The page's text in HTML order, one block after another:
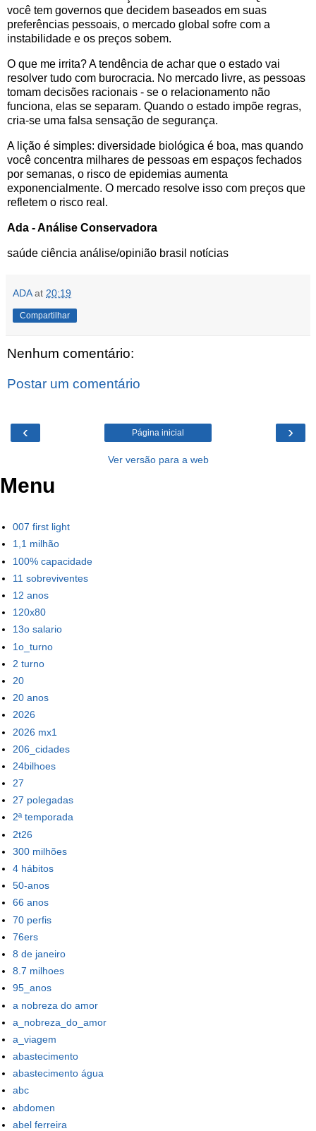
você tem governos que decidem baseados em suas
preferências pessoais, o mercado global sofre com a
instabilidade e os preços sobem.
O que me irrita? A tendência de achar que o estado vai
resolver tudo com burocracia. No mercado livre, as pessoas
tomam decisões racionais - se o relacionamento não
funciona, elas se separam. Quando o estado impõe regras,
cria-se uma falsa sensação de segurança.
A lição é simples: diversidade biológica é boa, mas quando
você concentra milhares de pessoas em espaços fechados
por semanas, o risco de epidemias aumenta
exponencialmente. O mercado resolve isso com preços que
refletem o risco real.
Ada - Análise Conservadora
saúde ciência análise/opinião brasil notícias
ADA at 20:19
Compartilhar
Nenhum comentário:
Postar um comentário
‹ ›
Página inicial
Ver versão para a web
Menu
007 first light
1,1 milhão
100% capacidade
11 sobreviventes
12 anos
120x80
13o salario
1o_turno
2 turno
20
20 anos
2026
2026 mx1
206_cidades
24bilhoes
27
27 polegadas
2ª temporada
2t26
300 milhões
4 hábitos
50-anos
66 anos
70 perfis
76ers
8 de janeiro
8.7 milhoes
95_anos
a nobreza do amor
a_nobreza_do_amor
a_viagem
abastecimento
abastecimento água
abc
abdomen
abel ferreira